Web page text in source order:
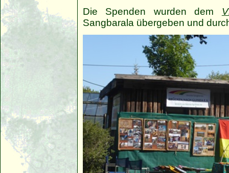
Die Spenden wurden dem
Sangbarala übergeben und